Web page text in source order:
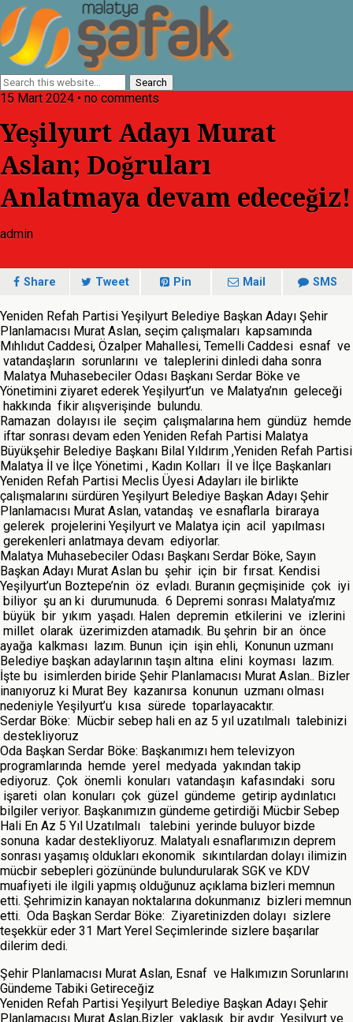
15 Mart 2024 • no comments
Yeşilyurt Adayı Murat
Aslan; Doğruları
Anlatmaya devam edeceğiz!
admin
Share Tweet Pin Mail SMS
Yeniden Refah Partisi Yeşilyurt Belediye Başkan Adayı Şehir
Planlamacısı Murat Aslan, seçim çalışmaları kapsamında
Mıhlıdut Caddesi, Özalper Mahallesi, Temelli Caddesi esnaf ve
vatandaşların sorunlarını ve taleplerini dinledi daha sonra
Malatya Muhasebeciler Odası Başkanı Serdar Böke ve
Yönetimini ziyaret ederek Yeşilyurt’un ve Malatya’nın geleceği
hakkında fikir alışverişinde bulundu.
Ramazan dolayısı ile seçim çalışmalarına hem gündüz hemde
iftar sonrası devam eden Yeniden Refah Partisi Malatya
Büyükşehir Belediye Başkanı Bilal Yıldırım ,Yeniden Refah Partisi
Malatya İl ve İlçe Yönetimi , Kadın Kolları İl ve İlçe Başkanları
Yeniden Refah Partisi Meclis Üyesi Adayları ile birlikte
çalışmalarını sürdüren Yeşilyurt Belediye Başkan Adayı Şehir
Planlamacısı Murat Aslan, vatandaş ve esnaflarla biraraya
gelerek projelerini Yeşilyurt ve Malatya için acil yapılması
gerekenleri anlatmaya devam ediyorlar.
Malatya Muhasebeciler Odası Başkanı Serdar Böke, Sayın
Başkan Adayı Murat Aslan bu şehir için bir fırsat. Kendisi
Yeşilyurt’un Boztepe’nin öz evladı. Buranın geçmişinide çok iyi
biliyor şu an ki durumunuda. 6 Depremi sonrası Malatya’mız
büyük bir yıkım yaşadı. Halen depremin etkilerini ve izlerini
millet olarak üzerimizden atamadık. Bu şehrin bir an önce
ayağa kalkması lazım. Bunun için işin ehli, Konunun uzmanı
Belediye başkan adaylarının taşın altına elini koyması lazım.
İşte bu isimlerden biride Şehir Planlamacısı Murat Aslan.. Bizler
inanıyoruz ki Murat Bey kazanırsa konunun uzmanı olması
nedeniyle Yeşilyurt’u kısa sürede toparlayacaktır.
Serdar Böke: Mücbir sebep hali en az 5 yıl uzatılmalı talebinizi
destekliyoruz
Oda Başkan Serdar Böke: Başkanımızı hem televizyon
programlarında hemde yerel medyada yakından takip
ediyoruz. Çok önemli konuları vatandaşın kafasındaki soru
işareti olan konuları çok güzel gündeme getirip aydınlatıcı
bilgiler veriyor. Başkanımızın gündeme getirdiği Mücbir Sebep
Hali En Az 5 Yıl Uzatılmalı talebini yerinde buluyor bizde
sonuna kadar destekliyoruz. Malatyalı esnaflarımızın deprem
sonrası yaşamış oldukları ekonomik sıkıntılardan dolayı ilimizin
mücbir sebepleri gözününde bulundurularak SGK ve KDV
muafiyeti ile ilgili yapmış olduğunuz açıklama bizleri memnun
etti. Şehrimizin kanayan noktalarına dokunmanız bizleri memnun
etti. Oda Başkan Serdar Böke: Ziyaretinizden dolayı sizlere
teşekkür eder 31 Mart Yerel Seçimlerinde sizlere başarılar
dilerim dedi.
Şehir Planlamacısı Murat Aslan, Esnaf ve Halkımızın Sorunlarını
Gündeme Tabiki Getireceğiz
Yeniden Refah Partisi Yeşilyurt Belediye Başkan Adayı Şehir
Planlamacısı Murat Aslan,Bizler yaklaşık bir aydır Yeşilyurt ve